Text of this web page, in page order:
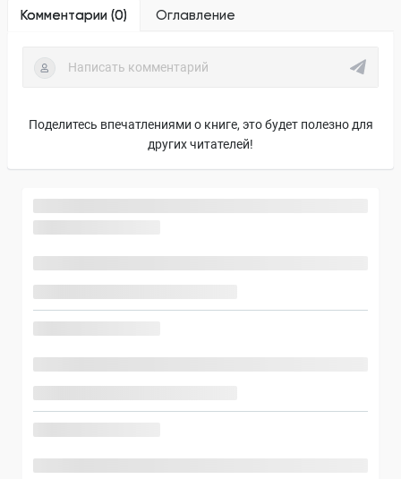
Комментарии (0) Оглавление
Поделитесь впечатлениями о книге, это будет полезно для
других читателей!